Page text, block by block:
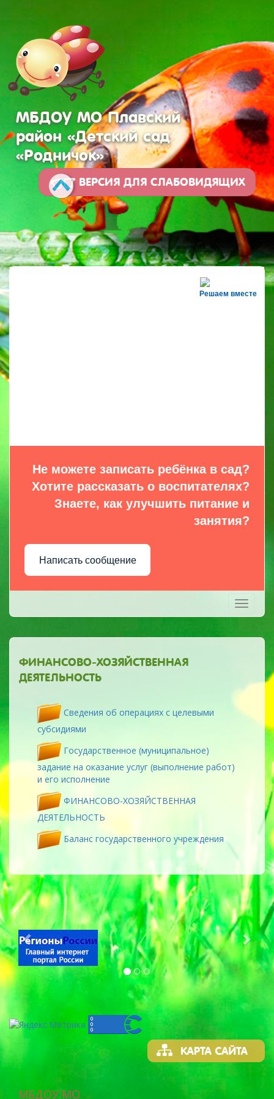
МБДОУ МО Плавский
район «Детский сад
«Родничок»
ВЕРСИЯ ДЛЯ СЛАБОВИДЯЩИХ
Решаем вместе
Не можете записать ребёнка в сад?
Хотите рассказать о воспитателях?
Знаете, как улучшить питание и
занятия?
Написать сообщение
Toggle
ФИНАНСОВО-ХОЗЯЙСТВЕННАЯ
ДЕЯТЕЛЬНОСТЬ
Сведения об операциях с целевыми
субсидиями
Государственное (муниципальное)
задание на оказание услуг (выполнение работ)
и его исполнение
ФИНАНСОВО-ХОЗЯЙСТВЕННАЯ
ДЕЯТЕЛЬНОСТЬ
Баланс государственного учреждения
Previous Next
МБДОУ МО